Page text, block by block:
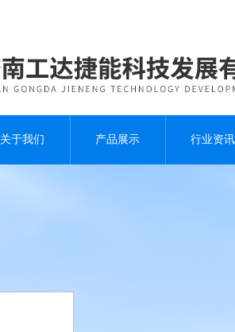
关于我们 产品展示 行业资讯